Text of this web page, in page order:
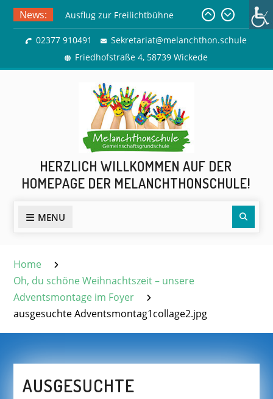
Skip
content
News:
Ausflug zur Freilichtbühne
Herdringen
Sommerferien
02377 910491
Sekretariat@melanchthon.schule
Friedhofstraße 4, 58739 Wickede
HERZLICH WILLKOMMEN AUF DER
HOMEPAGE DER MELANCHTHONSCHULE!
MENU
Home
Oh, du schöne Weihnachtszeit – unsere
Adventsmontage im Foyer
ausgesuchte Adventsmontag1collage2.jpg
AUSGESUCHTE